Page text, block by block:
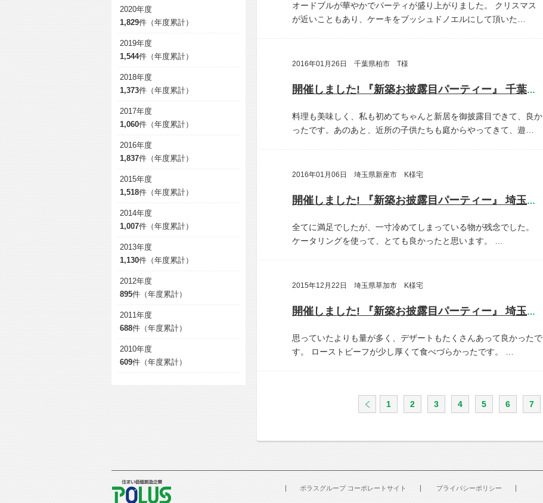
オードブルが華やかでパーティが盛り上がりました。
クリスマス
が近いこともあり、ケーキをブッシュドノエルにして頂いた…
2016年01月26日 千葉県柏市 T様
開催しました! 『新築お披露目パーティー』 千葉県柏市 T様宅
料理も美味しく、私も初めてちゃんと新居を御披露目できて、良か
ったです。あのあと、近所の子供たちも庭からやってきて、遊…
2016年01月06日 埼玉県新座市 K様宅
開催しました! 『新築お披露目パーティー』 埼玉県新座市 K様宅
全てに満足でしたが、一寸冷めてしまっている物が残念でした。
ケータリングを使って、とても良かったと思います。
2015年12月22日 埼玉県草加市 K様宅
開催しました! 『新築お披露目パーティー』 埼玉県草加市 K様宅
思っていたよりも量が多く、デザートもたくさんあって良かったで
す。
ローストビーフが少し厚くて食べづらかったです。
1 2 3 4 5 6 7
2020年度
1,829件（年度累計）
2019年度
1,544件（年度累計）
2018年度
1,373件（年度累計）
2017年度
1,060件（年度累計）
2016年度
1,837件（年度累計）
2015年度
1,518件（年度累計）
2014年度
1,007件（年度累計）
2013年度
1,130件（年度累計）
2012年度
895件（年度累計）
2011年度
688件（年度累計）
2010年度
609件（年度累計）
ポラスグループ コーポレートサイト
プライバシーポリシー